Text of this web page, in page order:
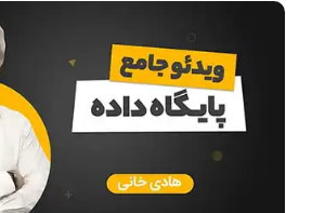
مدار منطقی
ساختمان داده
طراحی الگوریتم
هوش مصنوعی
فیلم حل سوال و تست